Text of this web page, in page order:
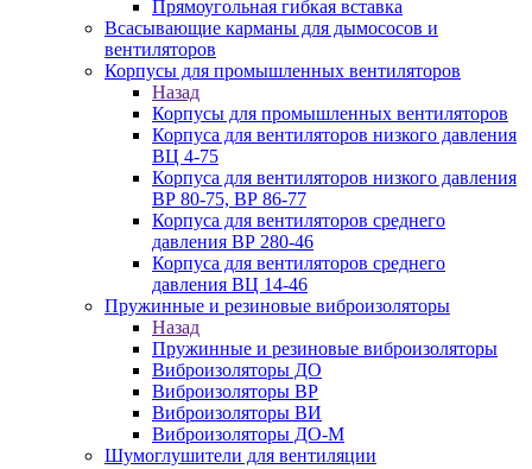
Прямоугольная гибкая вставка
Всасывающие карманы для дымососов и
вентиляторов
Корпусы для промышленных вентиляторов
Назад
Корпусы для промышленных вентиляторов
Корпуса для вентиляторов низкого давления
ВЦ 4-75
Корпуса для вентиляторов низкого давления
ВР 80-75, ВР 86-77
Корпуса для вентиляторов среднего
давления ВР 280-46
Корпуса для вентиляторов среднего
давления ВЦ 14-46
Пружинные и резиновые виброизоляторы
Назад
Пружинные и резиновые виброизоляторы
Виброизоляторы ДО
Виброизоляторы ВР
Виброизоляторы ВИ
Виброизоляторы ДО-М
Шумоглушители для вентиляции